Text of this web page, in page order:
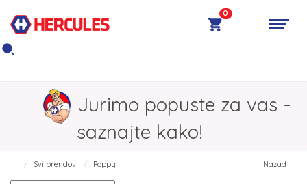
0
Jurimo popuste za vas -
saznajte kako!
Svi brendovi Poppy ← Nazad